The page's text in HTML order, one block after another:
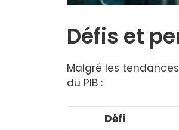
Défis et
Malgré les
du PIB :
Défi